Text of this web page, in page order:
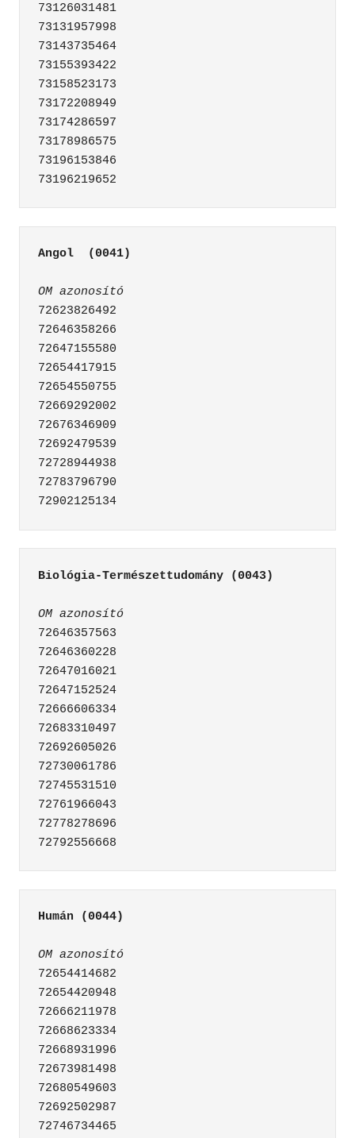
73126031481
73131957998
73143735464
73155393422
73158523173
73172208949
73174286597
73178986575
73196153846
Angol  (0041)
OM azonosító
72623826492
72646358266
72647155580
72654417915
72654550755
72669292002
72676346909
72692479539
72728944938
72783796790
72902125134
Biológia-Természettudomány (0043)
OM azonosító
72646357563
72646360228
72647016021
72647152524
72666606334
72683310497
72692605026
72730061786
72745531510
72761966043
72778278696
Humán (0044)
OM azonosító
72654414682
72654420948
72666211978
72668623334
72668931996
72673981498
72680549603
72692502987
72746734465